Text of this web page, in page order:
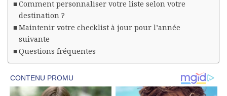
Comment personnaliser votre liste selon votre
destination ?
Maintenir votre checklist à jour pour l’année
suivante
Questions fréquentes